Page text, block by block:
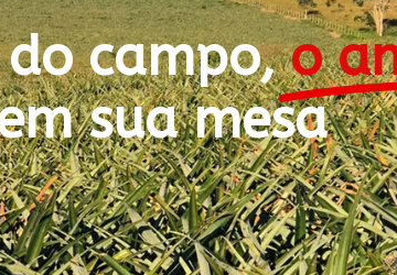
campo,o
sua mesa